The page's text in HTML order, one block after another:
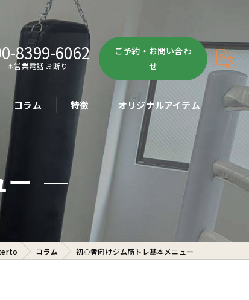
8399-6062
＊営業電話 お断り
ご予約・お問い合わ
せ
コラム 特徴
ボクササイズ
パーソナル
ボディメイク
初心者
ダイエット
オリジナルアイテム
コラム 初心者向けジム筋トレ基本メニュー